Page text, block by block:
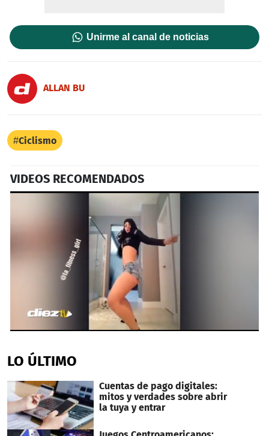
Unirme al canal de noticias
ALLAN BU
Ciclismo
VIDEOS RECOMENDADOS
of
58
LO ÚLTIMO
Cuentas de pago digitales:
mitos y verdades sobre abrir
la tuya y entrar